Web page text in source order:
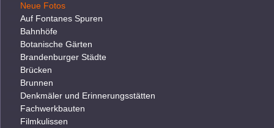
Neue Fotos
Auf Fontanes Spuren
Bahnhöfe
Botanische Gärten
Brandenburger Städte
Brücken
Brunnen
Denkmäler und Erinnerungsstätten
Fachwerkbauten
Filmkulissen